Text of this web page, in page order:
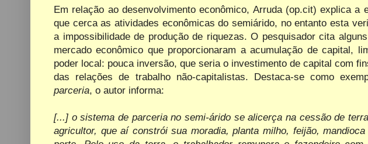
Em relação ao desenvolvimento econômico, Arruda (op.cit) explica a
que cerca as atividades econômicas do semiárido, no entanto esta
a impossibilidade de produção de riquezas. O pesquisador cita
mercado econômico que proporcionaram a acumulação de capital,
poder local: pouca inversão, que seria o investimento de capital com
das relações de trabalho não-capitalistas. Destaca-se como
parceria, o autor informa:
[...] o sistema de parceria no semi-árido se alicerça na cessão de
agricultor, que aí constrói sua moradia, planta milho, feijão,